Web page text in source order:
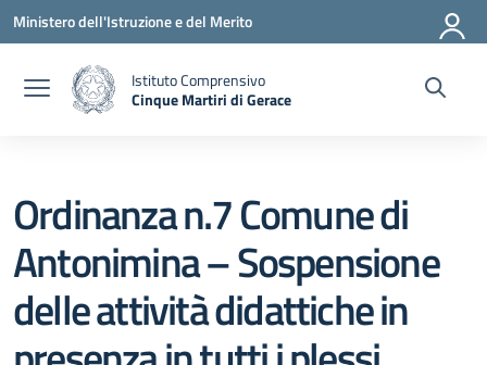
Vai ai contenuti
Vai al menu di navigazione
Vai al footer
Ministero dell'Istruzione e del Merito
Istituto Comprensivo
Cinque Martiri di Gerace
Ordinanza n.7 Comune di
Antonimina – Sospensione
delle attività didattiche in